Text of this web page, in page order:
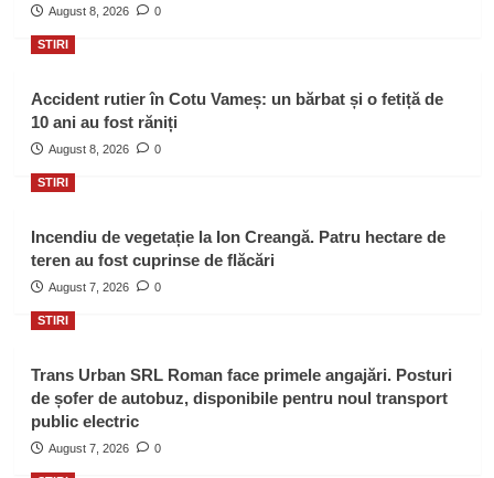
August 8, 2026 0
STIRI
Accident rutier în Cotu Vameș: un bărbat și o fetiță de
10 ani au fost răniți
August 8, 2026 0
STIRI
Incendiu de vegetație la Ion Creangă. Patru hectare de
teren au fost cuprinse de flăcări
August 7, 2026 0
STIRI
Trans Urban SRL Roman face primele angajări. Posturi
de șofer de autobuz, disponibile pentru noul transport
public electric
August 7, 2026 0